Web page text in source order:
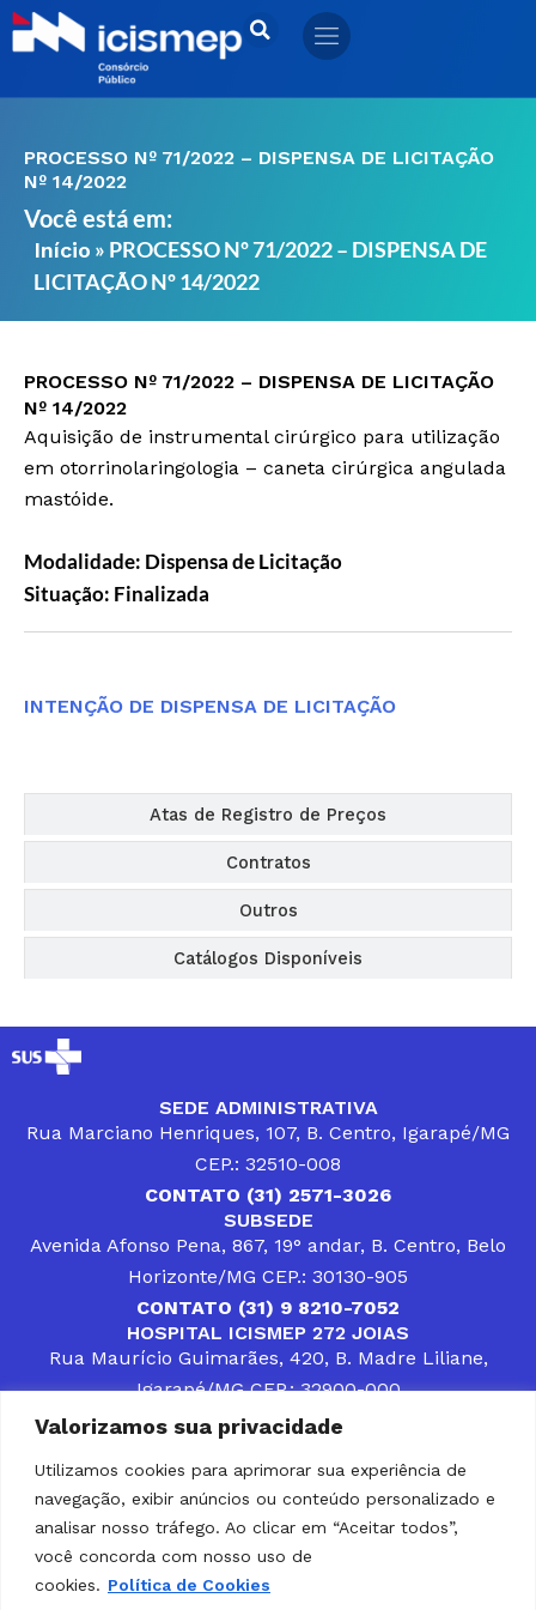
Valorizamos sua privacidade
Utilizamos cookies para aprimorar sua experiência de
navegação, exibir anúncios ou conteúdo personalizado e
analisar nosso tráfego. Ao clicar em “Aceitar todos”,
você concorda com nosso uso de
cookies. Política de Cookies
Ir
para
PROCESSO Nº 71/2022 – DISPENSA DE LICITAÇÃO
Nº 14/2022
Você está em:
Início » PROCESSO Nº 71/2022 – DISPENSA DE
LICITAÇÃO Nº 14/2022
PROCESSO Nº 71/2022 – DISPENSA DE LICITAÇÃO
Nº 14/2022
Aquisição de instrumental cirúrgico para utilização
em otorrinolaringologia – caneta cirúrgica angulada
mastóide.
Modalidade: Dispensa de Licitação
Situação: Finalizada
Atas de Registro de Preços
Contratos
Outros
Catálogos Disponíveis
INTENÇÃO DE DISPENSA DE LICITAÇÃO
SEDE ADMINISTRATIVA
Rua Marciano Henriques, 107, B. Centro, Igarapé/MG
CEP.: 32510-008
CONTATO (31) 2571-3026
SUBSEDE
Avenida Afonso Pena, 867, 19° andar, B. Centro, Belo
Horizonte/MG CEP.: 30130-905
CONTATO (31) 9 8210-7052
HOSPITAL ICISMEP 272 JOIAS
Rua Maurício Guimarães, 420, B. Madre Liliane,
Igarapé/MG CEP.: 32900-000
CONTATOS (31) 3512-4400 ou (31) 9 8309-8660
DESENVOLVER SOLUÇÕES, AÇÕES E SERVIÇOS
PÚBLICOS QUE COMPLEMENTEM A ASSISTÊNCIA À
POPULAÇÃO DA REGIÃO EM QUE ATUA, SENDO
PARCEIRO DOS MUNICÍPIOS CONSORCIADOS NA
SOLUÇÃO DE DIFICULDADES ENFRENTADAS POR
GESTORES MUNICIPAIS, É O COMPROMISSO DO
ICISMEP.
Home Institucional Municípios